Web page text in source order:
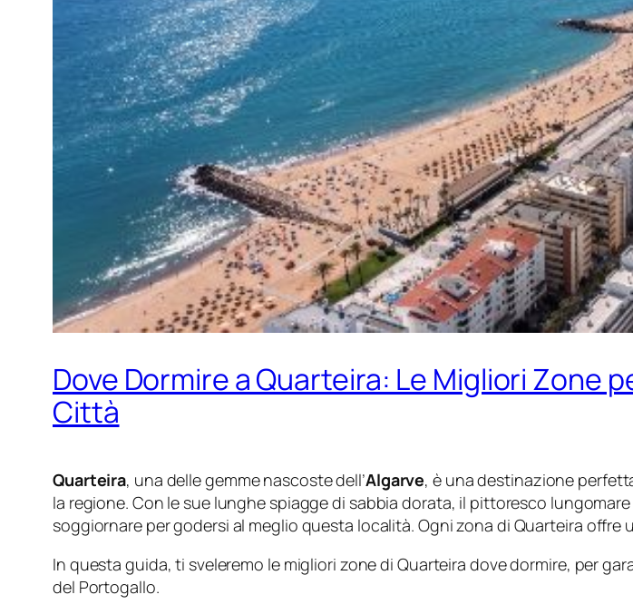
Dove Dormire a Quarteira: Le Migliori Zone
Città
Quarteira, una delle gemme nascoste dell’Algarve, è una destinazione
la regione. Con le sue lunghe spiagge di sabbia dorata, il pittoresco
soggiornare per godersi al meglio questa località. Ogni zona di Quarteira
In questa guida, ti sveleremo le migliori zone di Quarteira dove dormire, per
del Portogallo.